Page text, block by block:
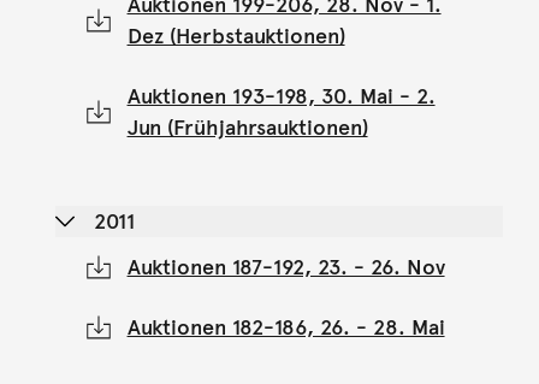
Auktionen 199-206, 28. Nov - 1.
Dez (Herbstauktionen)
Auktionen 193-198, 30. Mai - 2.
Jun (Frühjahrsauktionen)
2011
Auktionen 187-192, 23. - 26. Nov
Auktionen 182-186, 26. - 28. Mai